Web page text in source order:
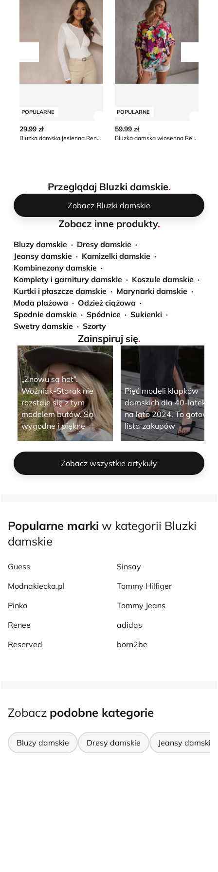
Przesuń w lewo
POPULARNE
29.99 zł
Bluzka damska jesienna Renee
POPULARNE
59.99 zł
Bluzka damska wiosenna Renee
Przeglądaj Bluzki damskie.
Zobacz Bluzki damskie
Zobacz inne produkty.
Bluzy damskie
Dresy damskie
Jeansy damskie
Kamizelki damskie
Kombinezony damskie
Komplety i garnitury damskie
Koszule damskie
Kurtki i płaszcze damskie
Marynarki damskie
Moda plażowa
Odzież ciążowa
Spodnie damskie
Spódnice
Sukienki
Swetry damskie
Szorty
Zainspiruj się.
„Znowu są hot”.
Woźniak-Starak nie
rozstaje się z tym
modelem butów. Są
wygodne i piękne
Pięć modeli klapków
damskich dla 40-latek
na lato 2024. To gotowa
lista zakupów
Zobacz wszystkie artykuły
Popularne marki w kategorii Bluzki
damskie
Guess
Modnakiecka.pl
Pinko
Renee
Reserved
Sinsay
Tommy Hilfiger
Tommy Jeans
adidas
born2be
Zobacz podobne kategorie
Bluzy damskie Dresy damskie Jeansy damskie